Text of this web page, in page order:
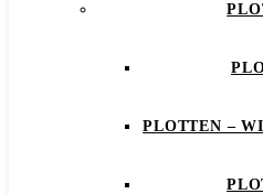
PLOTTEN –